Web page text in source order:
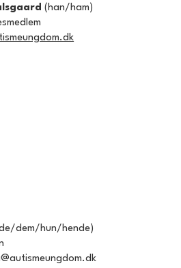
(han/ham)
dem/hun/hende)